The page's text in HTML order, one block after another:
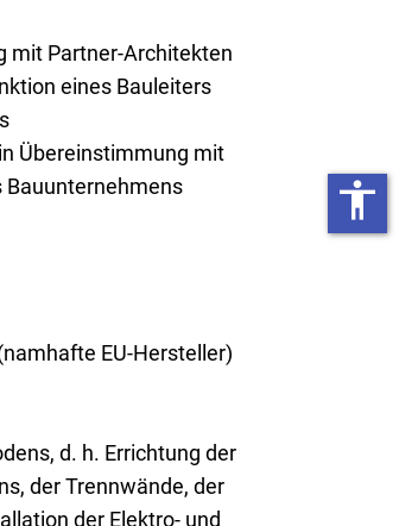
mit Partner-Architekten
eines Bauleiters
Übereinstimmung mit
Bauunternehmens
EU-Hersteller)
d. h. Errichtung der
der Trennwände, der
der Elektro- und
accessibility